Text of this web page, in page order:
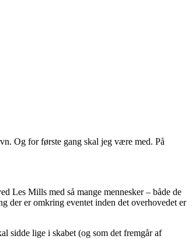
Og for første gang skal jeg være med. På
Les Mills med så mange mennesker – både de
der er omkring eventet inden det overhovedet er
sidde lige i skabet (og som det fremgår af